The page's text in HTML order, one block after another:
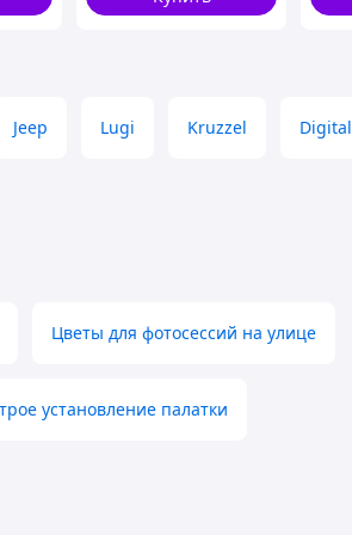
Jeep Lugi Kruzzel Digital
Цветы для фотосессий на улице
установление палатки